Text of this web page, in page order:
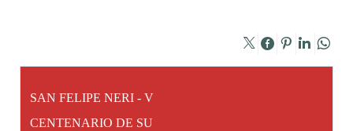
SAN FELIPE NERI - V
CENTENARIO DE SU